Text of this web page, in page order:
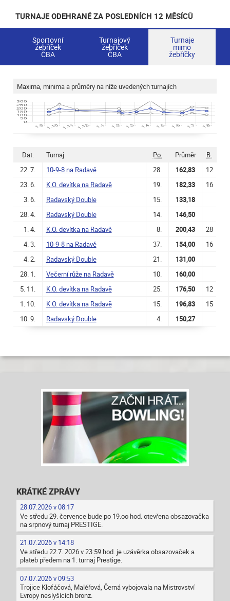
TURNAJE ODEHRANÉ ZA POSLEDNÍCH 12 MĚSÍCŮ
Sportovní
žebříček
ČBA
Turnajový
žebříček
ČBA
Turnaje
mimo
žebříčky
Maxima, minima a průměry na níže uvedených turnajích
Dat. Turnaj Po. Průměr
B.
22. 7.
10-9-8 na Radavě 28. 162,83
12
23. 6.
K.O. devítka na Radavě 19. 182,33
16
3. 6.
Radavský Double 15.
133,18
28. 4.
Radavský Double 14.
146,50
1. 4.
K.O. devítka na Radavě 8. 200,43
28
4. 3.
10-9-8 na Radavě 37. 154,00
16
4. 2.
Radavský Double 21.
131,00
28. 1.
Večerní růže na Radavě 10.
160,00
5. 11.
K.O. devítka na Radavě 25. 176,50
12
1. 10.
K.O. devítka na Radavě 15. 196,83
15
10. 9.
Radavský Double 4. 150,27
KRÁTKÉ ZPRÁVY
28.07.2026 v 08:17
Ve středu 29. července bude po 19.oo hod. otevřena obsazovačka
na srpnový turnaj PRESTIGE.
21.07.2026 v 14:18
Ve středu 22.7. 2026 v 23:59 hod. je uzávěrka obsazovaček a
plateb předem na 1. turnaj Prestige.
07.07.2026 v 09:53
Trojice Klofáčová, Maléřová, Černá vybojovala na Mistrovství
Evropy neslyšících bronz.